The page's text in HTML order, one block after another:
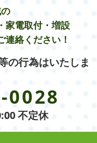
家電取付・増設
連絡ください！
の行為はいたしま
0028
不定休